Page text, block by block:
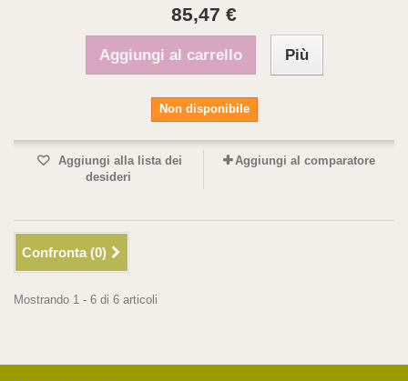
85,47 €
Aggiungi al carrello Più
Non disponibile
Aggiungi alla lista dei
desideri
Aggiungi al comparatore
Confronta (0)
Mostrando 1 - 6 di 6 articoli